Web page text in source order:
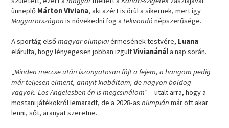
ünneplő Márton Viviana, aki azért is örül a sikernek, mert így
Magyarországonis növekedni fog a tekvondónépszerűsége.
A sportág elsőmagyar olimpiaiérmesének testvére, Luana
elárulta, hogy lényegesen jobban izgultVivianánála nap során.
„Minden meccse után iszonyatosan fájt a fejem, a hangom pedig
már teljesen elment, annyit kiabáltam, de nagyon boldog
vagyok. Los Angelesben én is megcsinálom” – utalt arra, hogy a
mostani játékokról lemaradt, de a 2028-asolimpiánmár ott akar
lenni, sőt, aranyat szeretne.